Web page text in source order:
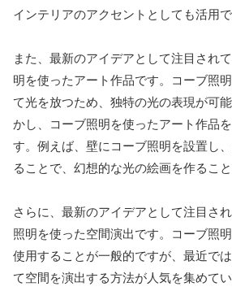
インテリアのアクセントとしても活用で
また、最新のアイデアとして注目され
明を使ったアート作品です。コーブ照
て光を放つため、独特の光の表現が可
かし、コーブ照明を使ったアート作品
す。例えば、壁にコーブ照明を設置し
ることで、幻想的な光の絵画を作ること
さらに、最新のアイデアとして注目さ
照明を使った空間演出です。コーブ照
使用することが一般的ですが、最近で
て空間を演出する方法が人気を集めて